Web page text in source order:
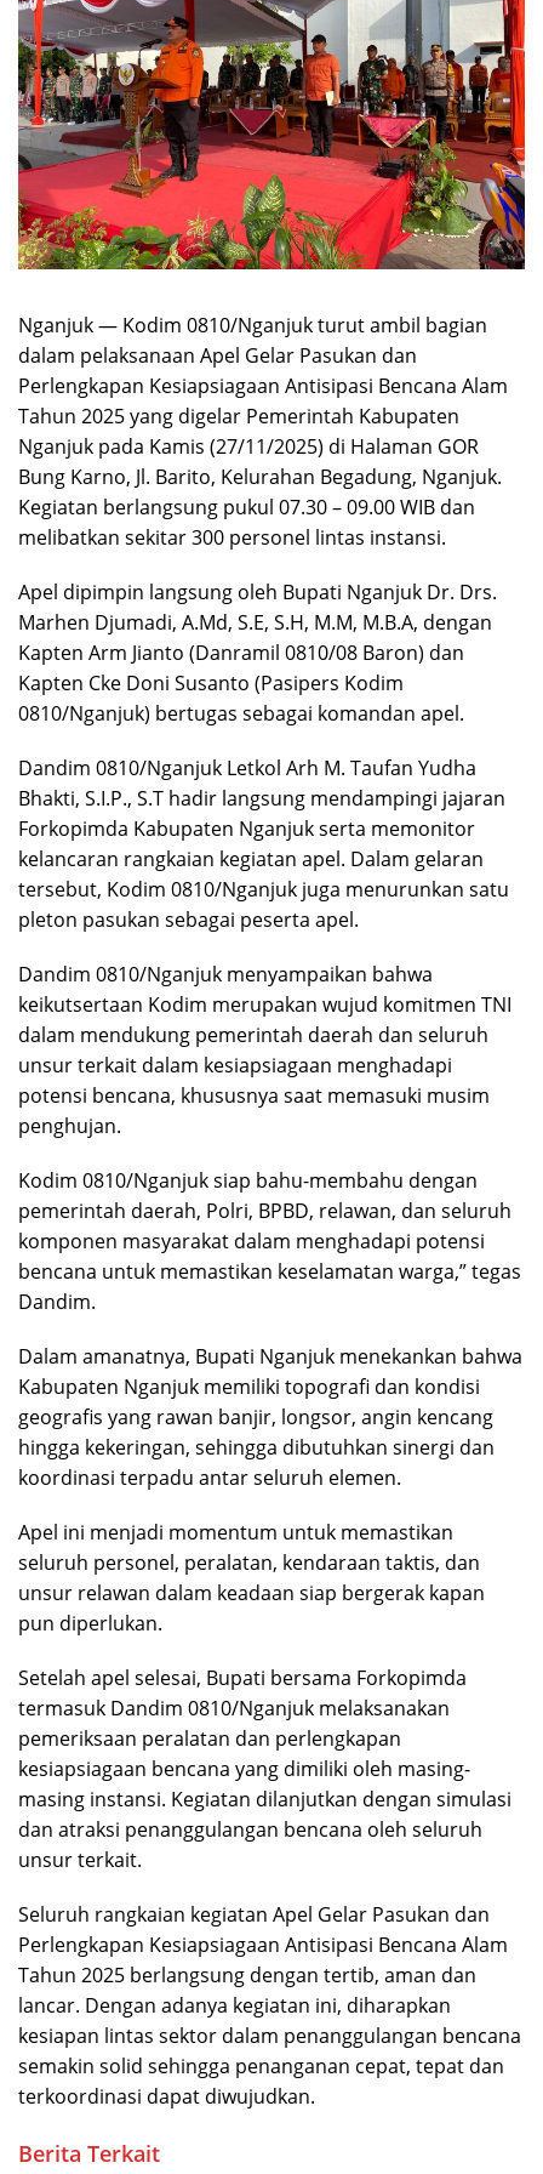
Nganjuk — Kodim 0810/Nganjuk turut ambil bagian
dalam pelaksanaan Apel Gelar Pasukan dan
Perlengkapan Kesiapsiagaan Antisipasi Bencana Alam
Tahun 2025 yang digelar Pemerintah Kabupaten
Nganjuk pada Kamis (27/11/2025) di Halaman GOR
Bung Karno, Jl. Barito, Kelurahan Begadung, Nganjuk.
Kegiatan berlangsung pukul 07.30 – 09.00 WIB dan
melibatkan sekitar 300 personel lintas instansi.
Apel dipimpin langsung oleh Bupati Nganjuk Dr. Drs.
Marhen Djumadi, A.Md, S.E, S.H, M.M, M.B.A, dengan
Kapten Arm Jianto (Danramil 0810/08 Baron) dan
Kapten Cke Doni Susanto (Pasipers Kodim
0810/Nganjuk) bertugas sebagai komandan apel.
Dandim 0810/Nganjuk Letkol Arh M. Taufan Yudha
Bhakti, S.I.P., S.T hadir langsung mendampingi jajaran
Forkopimda Kabupaten Nganjuk serta memonitor
kelancaran rangkaian kegiatan apel. Dalam gelaran
tersebut, Kodim 0810/Nganjuk juga menurunkan satu
pleton pasukan sebagai peserta apel.
Dandim 0810/Nganjuk menyampaikan bahwa
keikutsertaan Kodim merupakan wujud komitmen TNI
dalam mendukung pemerintah daerah dan seluruh
unsur terkait dalam kesiapsiagaan menghadapi
potensi bencana, khususnya saat memasuki musim
penghujan.
Kodim 0810/Nganjuk siap bahu-membahu dengan
pemerintah daerah, Polri, BPBD, relawan, dan seluruh
komponen masyarakat dalam menghadapi potensi
bencana untuk memastikan keselamatan warga,” tegas
Dandim.
Dalam amanatnya, Bupati Nganjuk menekankan bahwa
Kabupaten Nganjuk memiliki topografi dan kondisi
geografis yang rawan banjir, longsor, angin kencang
hingga kekeringan, sehingga dibutuhkan sinergi dan
koordinasi terpadu antar seluruh elemen.
Apel ini menjadi momentum untuk memastikan
seluruh personel, peralatan, kendaraan taktis, dan
unsur relawan dalam keadaan siap bergerak kapan
pun diperlukan.
Setelah apel selesai, Bupati bersama Forkopimda
termasuk Dandim 0810/Nganjuk melaksanakan
pemeriksaan peralatan dan perlengkapan
kesiapsiagaan bencana yang dimiliki oleh masing-
masing instansi. Kegiatan dilanjutkan dengan simulasi
dan atraksi penanggulangan bencana oleh seluruh
unsur terkait.
Seluruh rangkaian kegiatan Apel Gelar Pasukan dan
Perlengkapan Kesiapsiagaan Antisipasi Bencana Alam
Tahun 2025 berlangsung dengan tertib, aman dan
lancar. Dengan adanya kegiatan ini, diharapkan
kesiapan lintas sektor dalam penanggulangan bencana
semakin solid sehingga penanganan cepat, tepat dan
terkoordinasi dapat diwujudkan.
Berita Terkait